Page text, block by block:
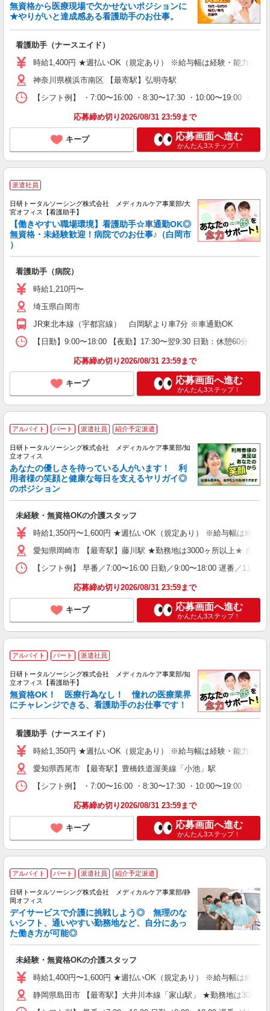
無資格から医療現場で欠かせないポジションに
★やりがいと達成感ある看護助手のお仕事。
看護助手（ナースエイド）
時給1,400円 ★週払いOK（規定あり） ※給与幅は経験・能力によ
神奈川県横浜市南区 【最寄駅】弘明寺駅
【シフト例】 ・7:00〜16:00 ・8:30〜17:30 ・10:00〜19:00 ・
応募締め切り2026/08/31 23:59まで
キープ 応募画面へ進む
かんたん3ステップ！
派遣社員
日研トータルソーシング株式会社 メディカルケア事業部/大
宮オフィス【看護助手】
【働きやすい職場環境】看護助手☆車通勤OK◎
無資格・未経験歓迎！病院でのお仕事♪（白岡市
）
看護助手（病院）
時給1,210円〜
埼玉県白岡市
JR東北本線（宇都宮線） 白岡駅より車7分 ※車通勤OK
【日勤】9:00〜18:00 【夜勤】17:30〜翌9:30 日勤：休憩60分、夜
応募締め切り2026/08/31 23:59まで
キープ 応募画面へ進む
かんたん3ステップ！
アルバイト パート 派遣社員 紹介予定派遣
日研トータルソーシング株式会社 メディカルケア事業部/知
立オフィス
あなたの優しさを待っている人がいます！ 利
用者様の笑顔と健康な毎日を支えるヤリガイ◎
のポジション
未経験・無資格OKの介護スタッフ
時給1,350円〜1,600円 ★週払いOK（規定あり） ※給与幅は経験・
愛知県岡崎市 【最寄駅】藤川駅 ★勤務地は3000ヶ所以上★ 自宅
【シフト例】 早番／7:00〜16:00 日勤／9:00〜18:00 遅番／
応募締め切り2026/08/31 23:59まで
キープ 応募画面へ進む
かんたん3ステップ！
アルバイト パート 派遣社員
日研トータルソーシング株式会社 メディカルケア事業部/知
立オフィス【看護助手】
無資格OK！ 医療行為なし！ 憧れの医療業界
にチャレンジできる、看護助手のお仕事です！
看護助手（ナースエイド）
時給1,350円 ★週払いOK（規定あり） ※給与幅は経験・能力によ
愛知県西尾市 【最寄駅】豊橋鉄道渥美線「小池」駅
【シフト例】 ・7:00〜16:00 ・8:30〜17:30 ・10:00〜19:00 ・
応募締め切り2026/08/31 23:59まで
キープ 応募画面へ進む
かんたん3ステップ！
アルバイト パート 派遣社員 紹介予定派遣
日研トータルソーシング株式会社 メディカルケア事業部/静
岡オフィス
デイサービスで介護に挑戦しよう◎ 無理のな
いシフト、通いやすい勤務地など、自分にあっ
た働き方が可能◎
未経験・無資格OKの介護スタッフ
時給1,400円〜1,600円 ★週払いOK（規定あり） ※給与幅は経験・
静岡県島田市 【最寄駅】大井川本線「家山駅」 ★勤務地は3000